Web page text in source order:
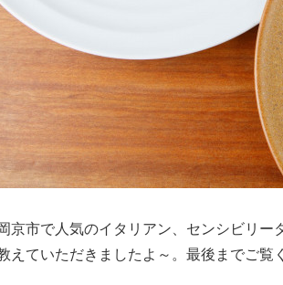
京市で人気のイタリアン、センシビリ
えていただきましたよ～。最後までご覧